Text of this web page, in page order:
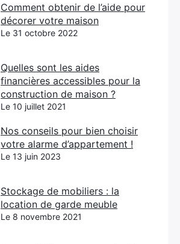
Comment obtenir de l’aide pour
décorer votre maison
Le 31 octobre 2022
Quelles sont les aides
financières accessibles pour la
construction de maison ?
Le 10 juillet 2021
Nos conseils pour bien choisir
votre alarme d’appartement !
Le 13 juin 2023
Stockage de mobiliers : la
location de garde meuble
Le 8 novembre 2021